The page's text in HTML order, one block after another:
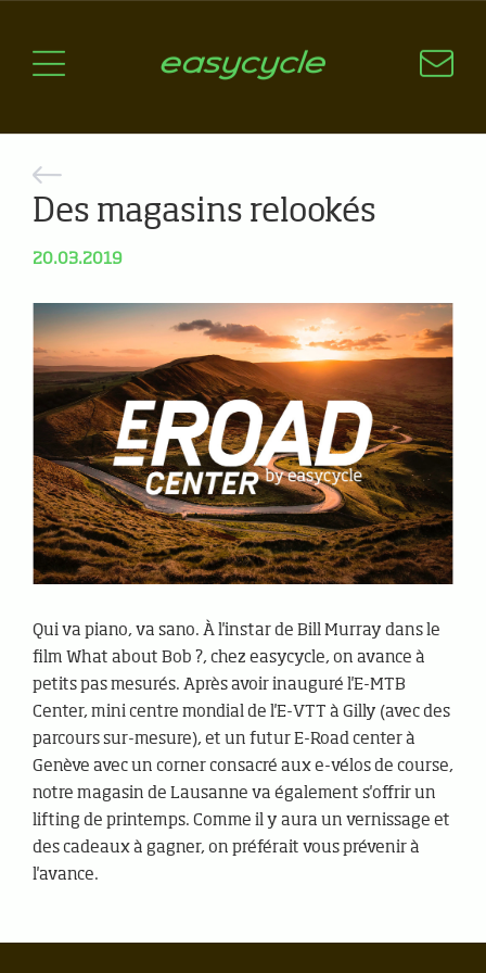
Aspects techniques
Questions / Réponses
A jour
Des magasins relookés
20.03.2019
Qui va piano, va sano. À l'instar de Bill Murray dans le
film What about Bob ?, chez easycycle, on avance à
petits pas mesurés. Après avoir inauguré l'E-MTB
Center, mini centre mondial de l'E-VTT à Gilly (avec des
parcours sur-mesure), et un futur E-Road center à
Genève avec un corner consacré aux e-vélos de course,
notre magasin de Lausanne va également s'offrir un
lifting de printemps. Comme il y aura un vernissage et
des cadeaux à gagner, on préférait vous prévenir à
l'avance.